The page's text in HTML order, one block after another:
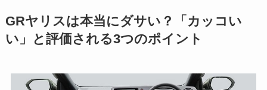
GRヤリスは本当にダサい？「カッコい
い」と評価される3つのポイント